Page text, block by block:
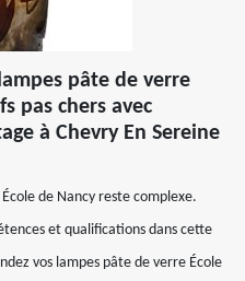
pâte de verre
pas chers avec
à Chevry En Sereine
de Nancy reste complexe.
et qualifications dans cette
vos lampes pâte de verre École